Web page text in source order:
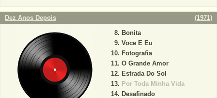
Dez Anos Depois (1971)
Bonita
Voce E Eu
Fotografia
O Grande Amor
Estrada Do Sol
Por Toda Minha Vida
Desafinado